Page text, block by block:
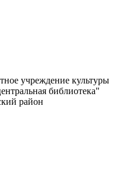
учреждение культуры
библиотека"
район